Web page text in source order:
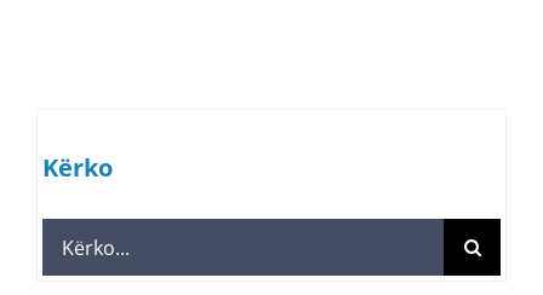
Kërko
Search
for: